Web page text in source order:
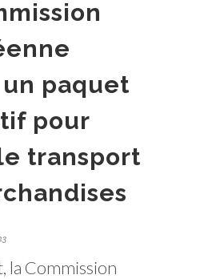
paquet
pour
transport
la Commission